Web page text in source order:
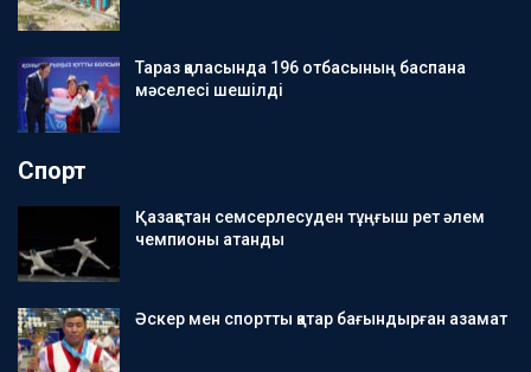
Тараз қаласында 196 отбасының баспана
мәселесі шешілді
Спорт
Қазақстан семсерлесуден тұңғыш рет әлем
чемпионы атанды
Әскер мен спортты қатар бағындырған азамат